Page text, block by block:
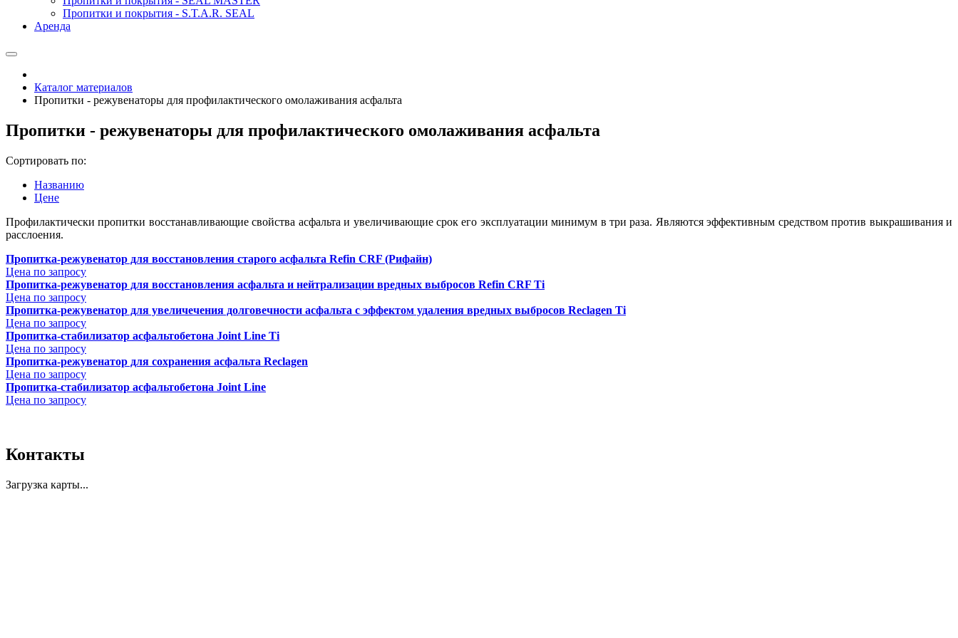
Пропитки и покрытия - S.T.A.R. SEAL
Аренда
Каталог материалов
Пропитки - режувенаторы для профилактического омолаживания асфальта
Пропитки - режувенаторы для профилактического омолаживания асфальта
Сортировать по:
Названию
Цене
Профилактически пропитки восстанавливающие свойства асфальта и увеличивающие срок его эксплуатации минимум в три раза. Являются эффективным средством против выкрашивания и
расслоения.
Пропитка-режувенатор для восстановления старого асфальта Refin CRF (Рифайн)
Цена по запросу
Пропитка-режувенатор для восстановления асфальта и нейтрализации вредных выбросов Refin CRF Ti
Цена по запросу
Пропитка-режувенатор для увеличечения долговечности асфальта с эффектом удаления вредных выбросов Reclagen Ti
Цена по запросу
Пропитка-стабилизатор асфальтобетона Joint Line Ti
Цена по запросу
Пропитка-режувенатор для сохранения асфальта Reclagen
Цена по запросу
Пропитка-стабилизатор асфальтобетона Joint Line
Цена по запросу
Контакты
Загрузка карты...